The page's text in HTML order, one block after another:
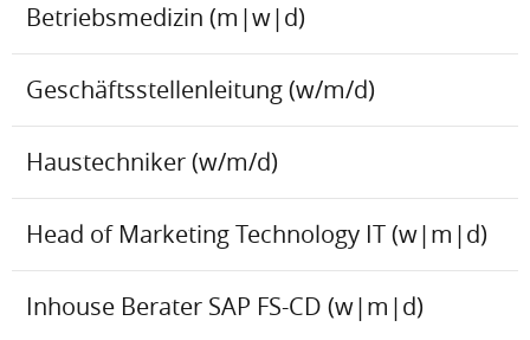
Betriebsmedizin (m|w|d)
Geschäftsstellenleitung (w/m/d)
Haustechniker (w/m/d)
Head of Marketing Technology IT (w|m|d)
Inhouse Berater SAP FS-CD (w|m|d)